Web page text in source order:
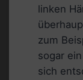
linken
zum
sogar
sich